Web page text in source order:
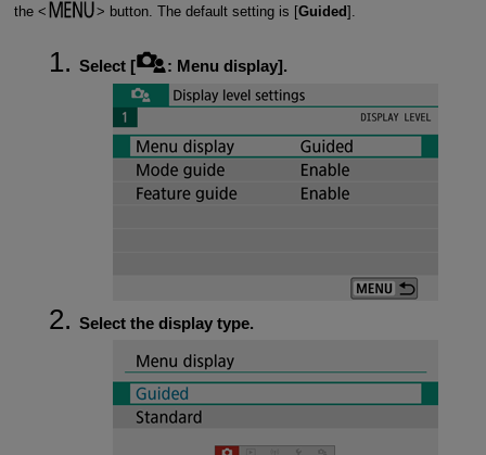
the
button. The default setting is [Guided].
Select [ : Menu display].
Select the display type.